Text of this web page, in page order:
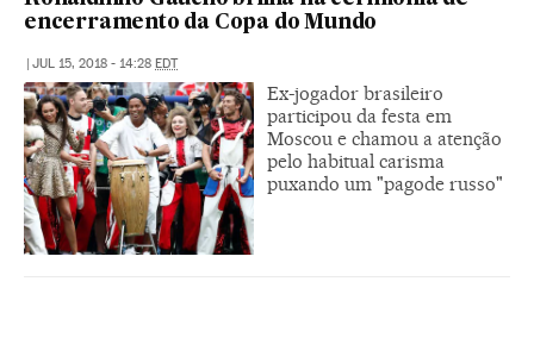
encerramento da Copa do Mundo
| JUL 15, 2018 - 14:28 EDT
Ex-jogador brasileiro
participou da festa em
Moscou e chamou a atenção
pelo habitual carisma
puxando um "pagode russo"